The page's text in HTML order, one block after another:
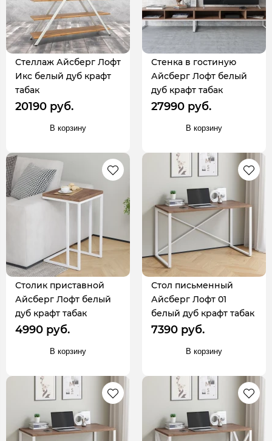
Стеллаж Айсберг Лофт
Икс белый дуб крафт
табак
20190 руб.
В корзину
Стенка в гостиную
Айсберг Лофт белый
дуб крафт табак
27990 руб.
В корзину
Столик приставной
Айсберг Лофт белый
дуб крафт табак
4990 руб.
В корзину
Стол письменный
Айсберг Лофт 01
белый дуб крафт табак
7390 руб.
В корзину